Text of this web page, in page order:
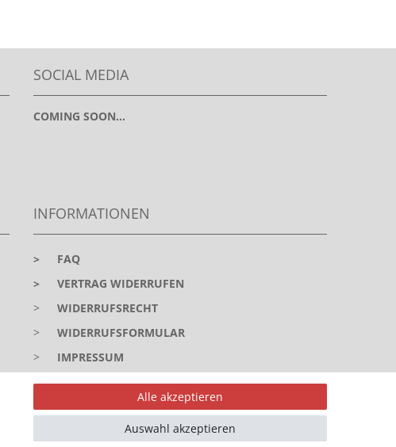
SOCIAL MEDIA
COMING SOON...
INFORMATIONEN
>
FAQ
>
VERTRAG WIDERRUFEN
>
WIDERRUFSRECHT
>
WIDERRUFSFORMULAR
>
IMPRESSUM
>
DATENSCHUTZERKLÄRUNG
>
AGB
Alle akzeptieren
Auswahl akzeptieren